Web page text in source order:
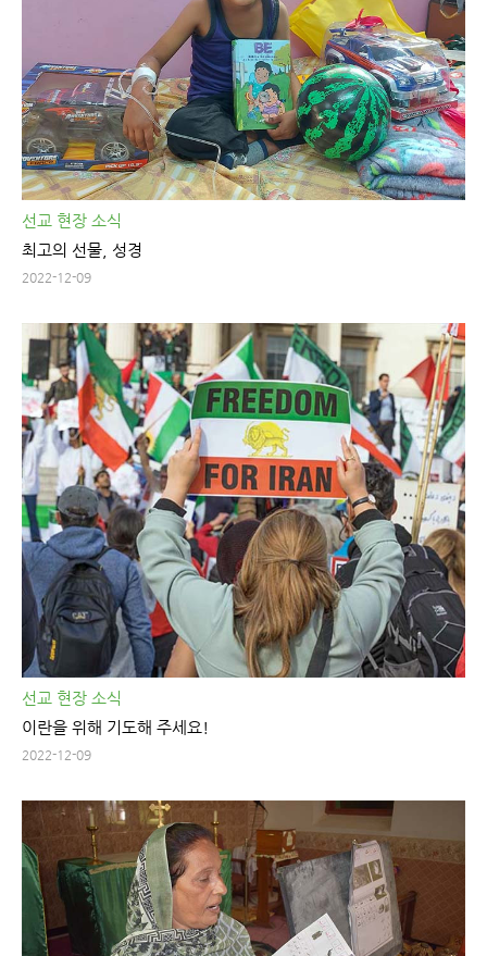
선교 현장 소식
최고의 선물, 성경
2022-12-09
선교 현장 소식
이란을 위해 기도해 주세요!
2022-12-09